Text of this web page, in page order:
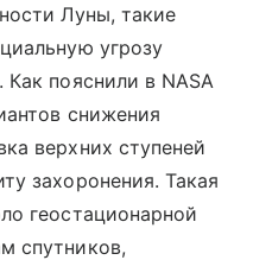
Луны, такие
угрозу
пояснили в NASA
снижения
верхних ступеней
захоронения. Такая
геостационарной
спутников,